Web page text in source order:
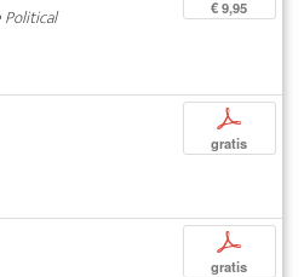
Political € 9,95
p
gratis
p
gratis